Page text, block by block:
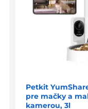
Petkit
pre mačky a
kamerou, 3l